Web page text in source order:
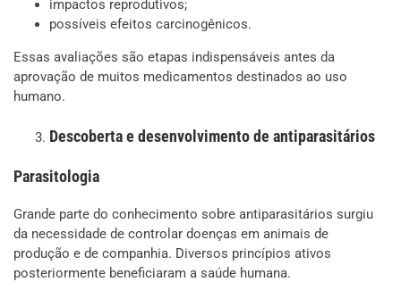
impactos reprodutivos;
possíveis efeitos carcinogênicos.
Essas avaliações são etapas indispensáveis antes da
aprovação de muitos medicamentos destinados ao uso
humano.
Descoberta e desenvolvimento de antiparasitários
Parasitologia
Grande parte do conhecimento sobre antiparasitários surgiu
da necessidade de controlar doenças em animais de
produção e de companhia. Diversos princípios ativos
posteriormente beneficiaram a saúde humana.